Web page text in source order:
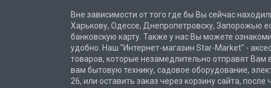
Вне зависимости от того где бы Вы сейчас
Харькову, Одессе, Днепропетровску, Запорожью
банковскую карту. Также у нас Вы можете
удобно. Наш "Интернет-магазин Star-Market" -
товаров, которые незамедлительно отправят
вам бытовую технику, садовое оборудование,
26, или оставить заказ через корзину сайта,